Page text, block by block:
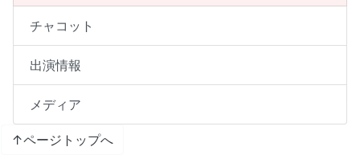
チャコット
出演情報
メディア
↑ページトップへ